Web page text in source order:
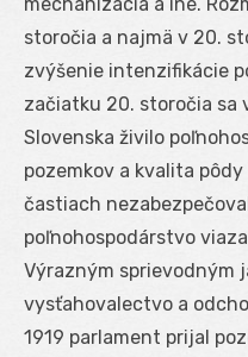
storočia a najmä v 20.
zvýšenie intenzifikácie
začiatku 20. storočia sa
Slovenska živilo
pozemkov a kvalita
častiach
poľnohospodárstvo
Výrazným sprievodným
vysťahovalectvo a
1919 parlament prijal